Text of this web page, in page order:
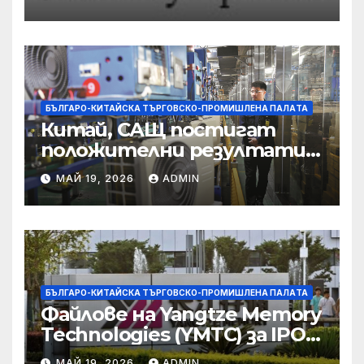
съсредоточи върху
борбата с
корпоративната
престъпност
БЪЛГАРО-КИТАЙСКА ТЪРГОВСКО-ПРОМИШЛЕНА ПАЛAТА
Китай, САЩ постигат
положителни резултати в
икономическите и
търговски консултации:
министерство
МАЙ 19, 2026 ADMIN
БЪЛГАРО-КИТАЙСКА ТЪРГОВСКО-ПРОМИШЛЕНА ПАЛAТА
Файлове на Yangtze Memory
Technologies (YMTC) за IPO
на STAR Market